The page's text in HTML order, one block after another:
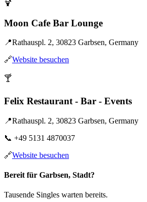
🍹
Moon Cafe Bar Lounge
📍Rathauspl. 2, 30823 Garbsen, Germany
🔗Website besuchen
🍸
Felix Restaurant - Bar - Events
📍Rathauspl. 2, 30823 Garbsen, Germany
📞 +49 5131 4870037
🔗Website besuchen
Bereit für Garbsen, Stadt?
Tausende Singles warten bereits.